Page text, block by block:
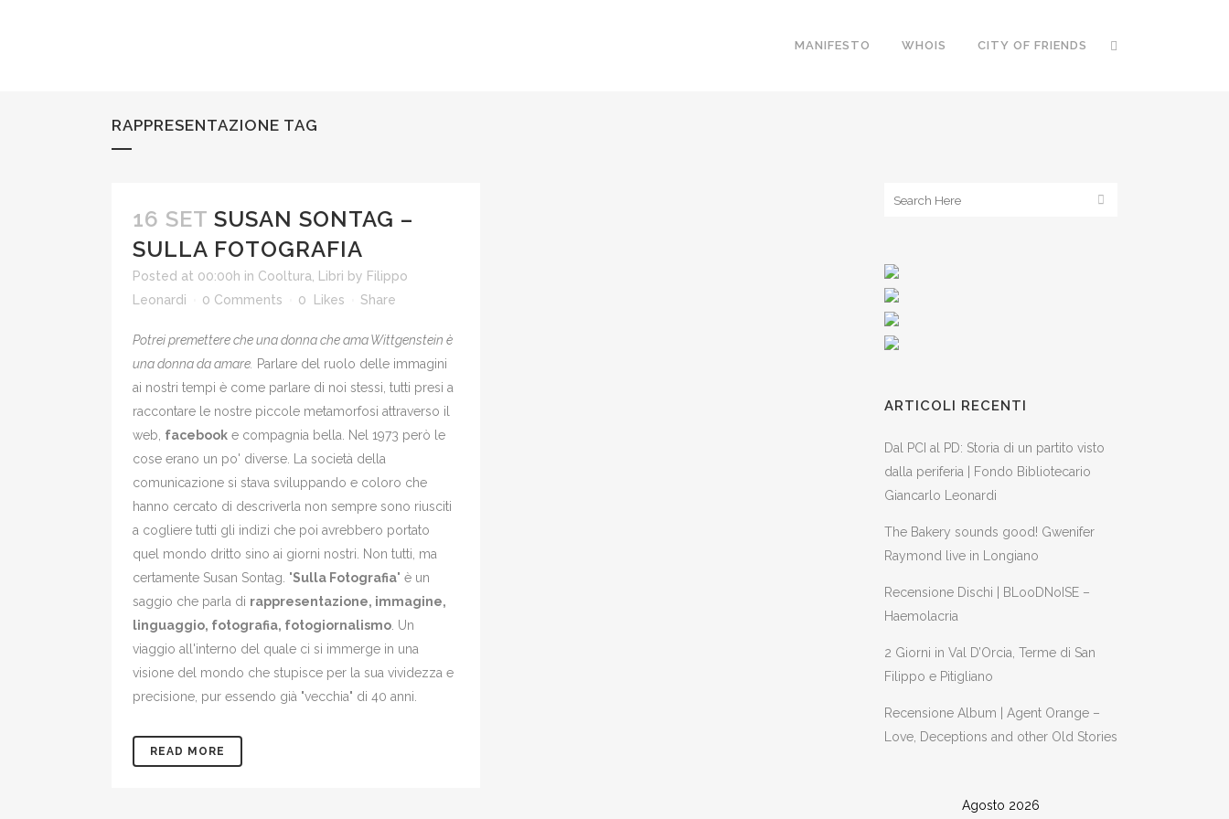
MANIFESTO WHOIS CITY OF FRIENDS
RAPPRESENTAZIONE TAG
16 SET SUSAN SONTAG –
SULLA FOTOGRAFIA
Posted at 00:00h in Cooltura Libri by Filippo
Leonardi
0 Comments 0 Likes Share
Potrei premettere che una donna che ama Wittgenstein è
una donna da amare. Parlare del ruolo delle immagini
ai nostri tempi è come parlare di noi stessi, tutti presi a
raccontare le nostre piccole metamorfosi attraverso il
web, facebook e compagnia bella. Nel 1973 però le
cose erano un po' diverse. La società della
comunicazione si stava sviluppando e coloro che
hanno cercato di descriverla non sempre sono riusciti
a cogliere tutti gli indizi che poi avrebbero portato
quel mondo dritto sino ai giorni nostri. Non tutti, ma
certamente Susan Sontag. "Sulla Fotografia" è un
saggio che parla di rappresentazione, immagine,
linguaggio, fotografia, fotogiornalismo . Un
viaggio all'interno del quale ci si immerge in una
visione del mondo che stupisce per la sua vividezza e
precisione, pur essendo già "vecchia" di 40 anni.
READ MORE
ARTICOLI RECENTI
Dal PCI al PD: Storia di un partito visto
dalla periferia | Fondo Bibliotecario
Giancarlo Leonardi
The Bakery sounds good! Gwenifer
Raymond live in Longiano
Recensione Dischi | BLooDNoISE –
Haemolacria
2 Giorni in Val D’Orcia, Terme di San
Filippo e Pitigliano
Recensione Album | Agent Orange –
Love, Deceptions and other Old Stories
Agosto 2026